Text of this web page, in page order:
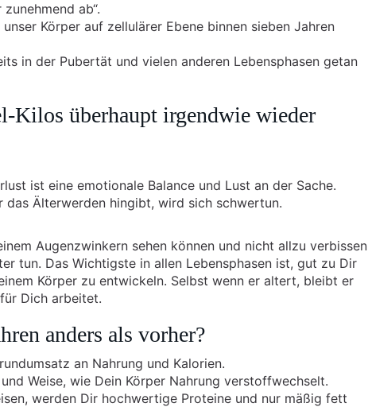
ab“.
Körper auf zellulärer Ebene binnen sieben Jahren
in der Pubertät und vielen anderen Lebensphasen getan
Kilos überhaupt irgendwie wieder
ist eine emotionale Balance und Lust an der Sache.
Älterwerden hingibt, wird sich schwertun.
Augenzwinkern sehen können und nicht allzu verbissen
tun. Das Wichtigste in allen Lebensphasen ist, gut zu Dir
Körper zu entwickeln. Selbst wenn er altert, bleibt er
Dich arbeitet.
anders als vorher?
an Nahrung und Kalorien.
Weise, wie Dein Körper Nahrung verstoffwechselt.
werden Dir hochwertige Proteine und nur mäßig fett